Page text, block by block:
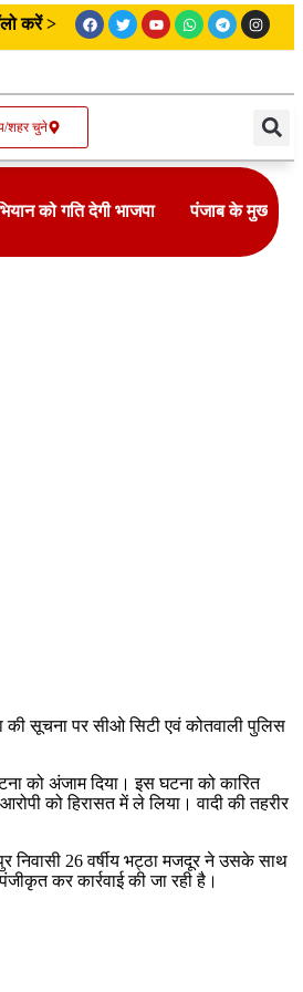
करें >
शहर चुने
को गति देगी भाजपा पंजाब के
की सूचना पर सीओ सिटी एवं कोतवाली पुलिस
को अंजाम दिया। इस घटना को कारित
को हिरासत में ले लिया। वादी की तहरीर
निवासी 26 वर्षीय भट्ठा मजदूर ने उसके साथ
कर कार्रवाई की जा रही है।